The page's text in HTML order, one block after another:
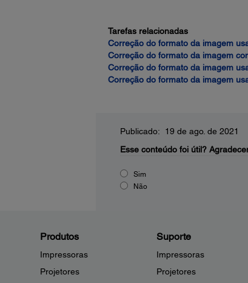
Tarefas relacionadas
Correção do formato da imagem
Correção do formato da imagem
Correção do formato da imagem
Correção do formato da imagem
Publicado: 19 de ago. de 2021
Esse conteúdo foi útil?
Sim
Não
Produtos
Impressoras
Projetores
Suporte
Impressoras
Projetores